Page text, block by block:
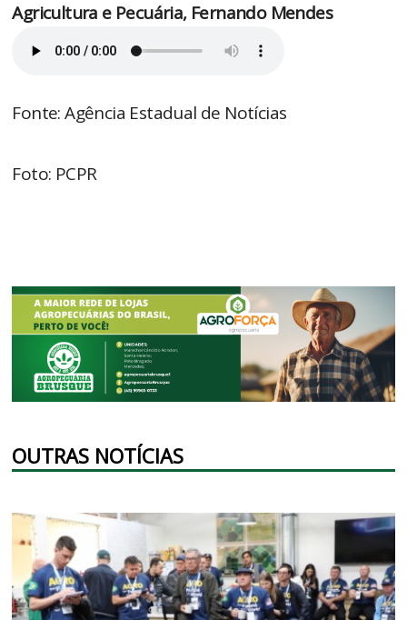
Agricultura e Pecuária, Fernando Mendes
Fonte: Agência Estadual de Notícias
Foto: PCPR
OUTRAS NOTÍCIAS